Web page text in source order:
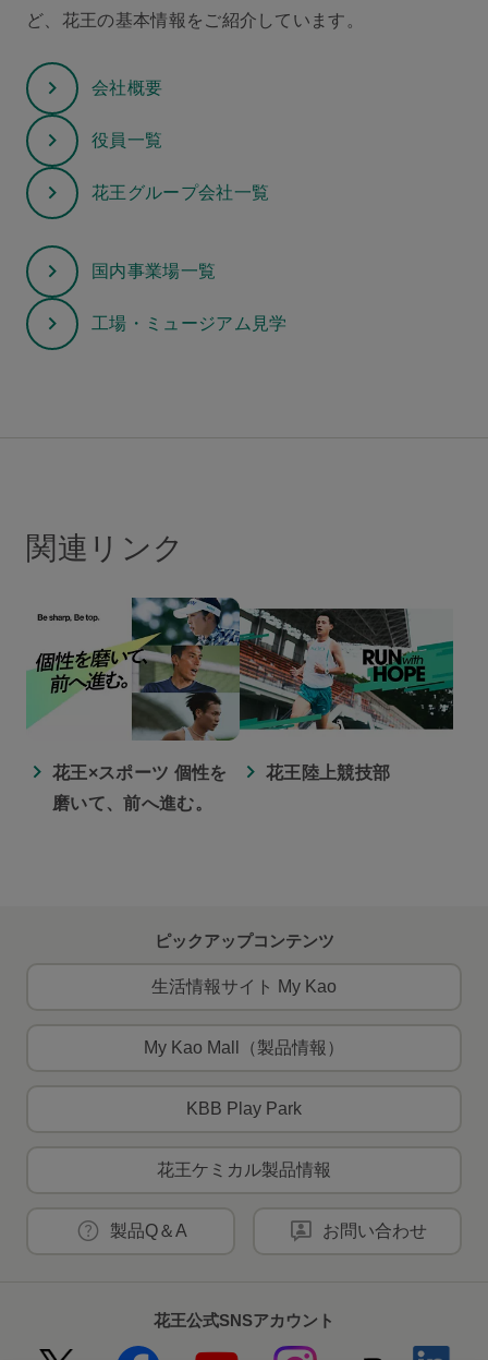
ど、花王の基本情報をご紹介しています。
会社概要
役員一覧
花王グループ会社一覧
国内事業場一覧
工場・ミュージアム見学
関連リンク
花王×スポーツ 個性を
磨いて、前へ進む。
花王陸上競技部
ピックアップコンテンツ
生活情報サイト My Kao
My Kao Mall（製品情報）
KBB Play Park
花王ケミカル製品情報
製品Q＆A お問い合わせ
花王公式SNSアカウント